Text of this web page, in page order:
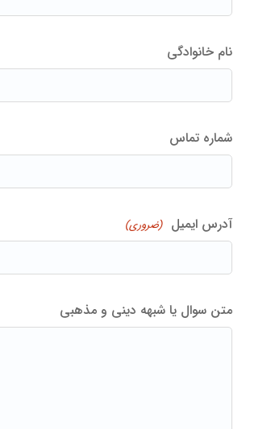
نام خانوادگی
شماره تماس
آدرس ایمیل (ضروری)
متن سوال یا شبهه دینی و مذهبی